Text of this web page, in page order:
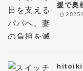
2025
援で奥
hitoiki